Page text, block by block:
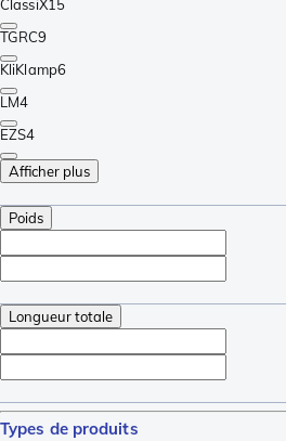
ClassiX15
TGRC9
KliKlamp6
LM4
EZS4
Afficher plus
Poids
Longueur totale
Types de produits